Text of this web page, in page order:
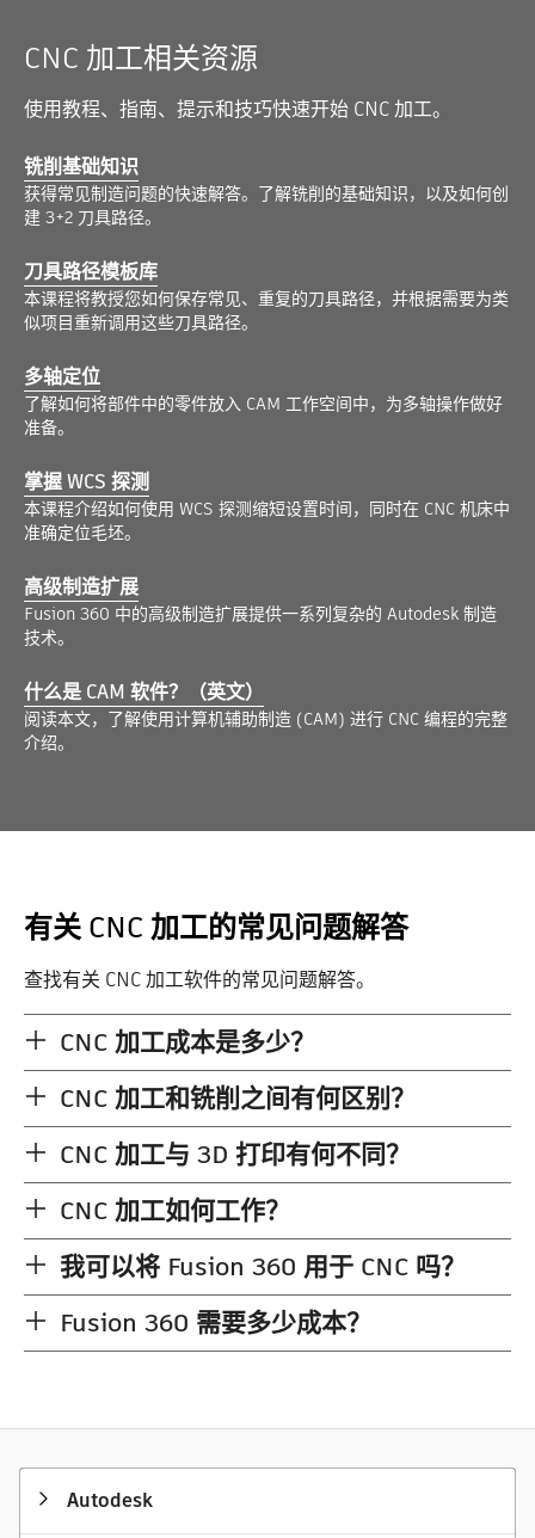
CNC 加工相关资源
使用教程、指南、提示和技巧快速开始 CNC 加工。
铣削基础知识
获得常见制造问题的快速解答。了解铣削的基础知识，以及如何创
建 3+2 刀具路径。
刀具路径模板库
本课程将教授您如何保存常见、重复的刀具路径，并根据需要为类
似项目重新调用这些刀具路径。
多轴定位
了解如何将部件中的零件放入 CAM 工作空间中，为多轴操作做好
准备。
掌握 WCS 探测
本课程介绍如何使用 WCS 探测缩短设置时间，同时在 CNC 机床中
准确定位毛坯。
高级制造扩展
Fusion 360 中的高级制造扩展提供一系列复杂的 Autodesk 制造
技术。
什么是 CAM 软件？（英文）
阅读本文，了解使用计算机辅助制造 (CAM) 进行 CNC 编程的完整
介绍。
有关 CNC 加工的常见问题解答
查找有关 CNC 加工软件的常见问题解答。
CNC 加工成本是多少？
CNC 加工和铣削之间有何区别？
CNC 加工与 3D 打印有何不同？
CNC 加工如何工作？
我可以将 Fusion 360 用于 CNC 吗？
Fusion 360 需要多少成本？
Autodesk